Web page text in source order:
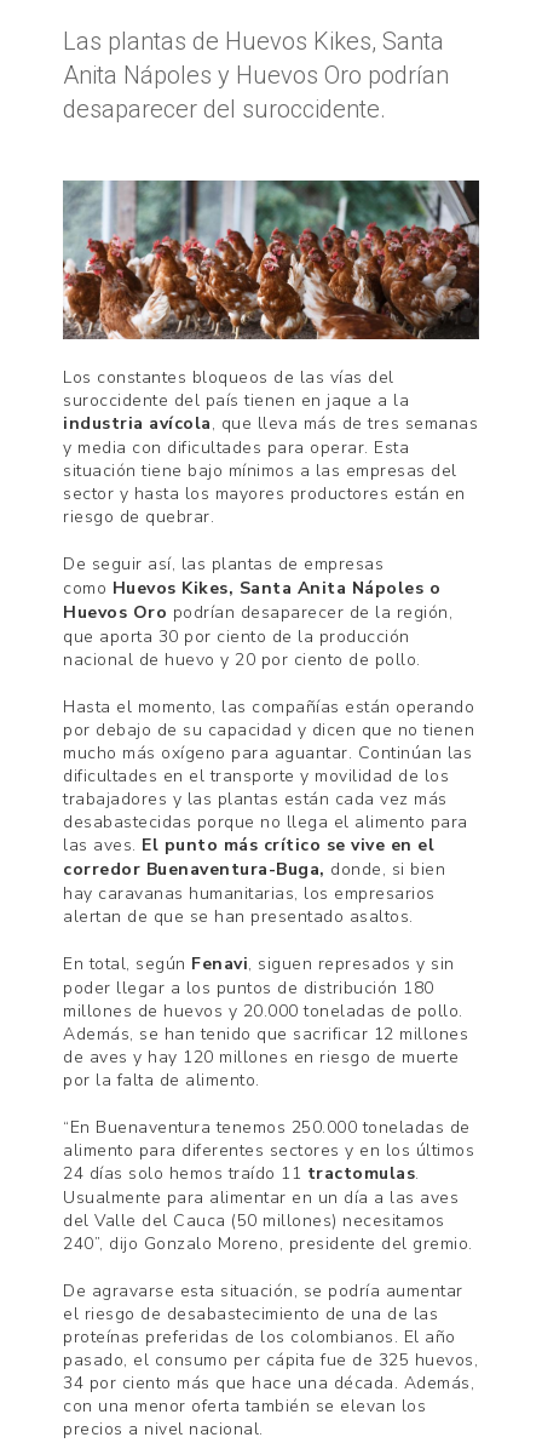
Las plantas de Huevos Kikes, Santa
Anita Nápoles y Huevos Oro podrían
desaparecer del suroccidente.
Los constantes bloqueos de las vías del
suroccidente del país tienen en jaque a la
industria avícola, que lleva más de tres semanas
y media con dificultades para operar. Esta
situación tiene bajo mínimos a las empresas del
sector y hasta los mayores productores están en
riesgo de quebrar.
De seguir así, las plantas de empresas
como Huevos Kikes, Santa Anita Nápoles o
Huevos Oro podrían desaparecer de la región,
que aporta 30 por ciento de la producción
nacional de huevo y 20 por ciento de pollo.
Hasta el momento, las compañías están operando
por debajo de su capacidad y dicen que no tienen
mucho más oxígeno para aguantar. Continúan las
dificultades en el transporte y movilidad de los
trabajadores y las plantas están cada vez más
desabastecidas porque no llega el alimento para
las aves. El punto más crítico se vive en el
corredor Buenaventura-Buga, donde, si bien
hay caravanas humanitarias, los empresarios
alertan de que se han presentado asaltos.
En total, según Fenavi, siguen represados y sin
poder llegar a los puntos de distribución 180
millones de huevos y 20.000 toneladas de pollo.
Además, se han tenido que sacrificar 12 millones
de aves y hay 120 millones en riesgo de muerte
por la falta de alimento.
“En Buenaventura tenemos 250.000 toneladas de
alimento para diferentes sectores y en los últimos
24 días solo hemos traído 11 tractomulas.
Usualmente para alimentar en un día a las aves
del Valle del Cauca (50 millones) necesitamos
240”, dijo Gonzalo Moreno, presidente del gremio.
De agravarse esta situación, se podría aumentar
el riesgo de desabastecimiento de una de las
proteínas preferidas de los colombianos. El año
pasado, el consumo per cápita fue de 325 huevos,
34 por ciento más que hace una década. Además,
con una menor oferta también se elevan los
precios a nivel nacional.